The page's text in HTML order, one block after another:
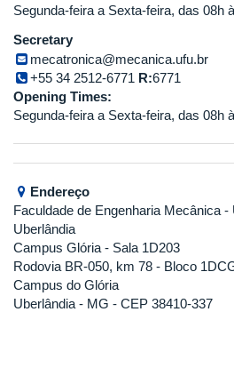
Segunda-feira a Sexta-feira, das 08h
Secretary
mecatronica@mecanica.ufu.br
+55 34 2512-6771 R:6771
Opening Times:
Segunda-feira a Sexta-feira, das 08h
Endereço
Faculdade de Engenharia Mecânica -
Uberlândia
Campus Glória - Sala 1D203
Rodovia BR-050, km 78 - Bloco
Campus do Glória
Uberlândia - MG - CEP 38410-337